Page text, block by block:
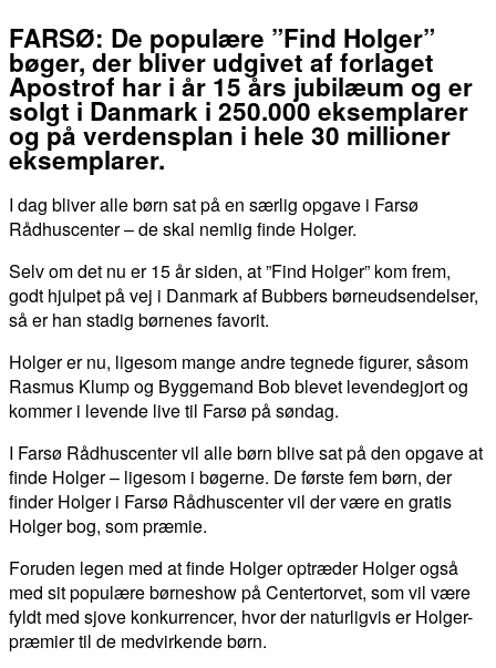
FARSØ: De populære ”Find Holger”
bøger, der bliver udgivet af forlaget
Apostrof har i år 15 års jubilæum og er
solgt i Danmark i 250.000 eksemplarer
og på verdensplan i hele 30 millioner
eksemplarer.
I dag bliver alle børn sat på en særlig opgave i Farsø
Rådhuscenter – de skal nemlig finde Holger.
Selv om det nu er 15 år siden, at ”Find Holger” kom frem,
godt hjulpet på vej i Danmark af Bubbers børneudsendelser,
så er han stadig børnenes favorit.
Holger er nu, ligesom mange andre tegnede figurer, såsom
Rasmus Klump og Byggemand Bob blevet levendegjort og
kommer i levende live til Farsø på søndag.
I Farsø Rådhuscenter vil alle børn blive sat på den opgave at
finde Holger – ligesom i bøgerne. De første fem børn, der
finder Holger i Farsø Rådhuscenter vil der være en gratis
Holger bog, som præmie.
Foruden legen med at finde Holger optræder Holger også
med sit populære børneshow på Centertorvet, som vil være
fyldt med sjove konkurrencer, hvor der naturligvis er Holger-
præmier til de medvirkende børn.